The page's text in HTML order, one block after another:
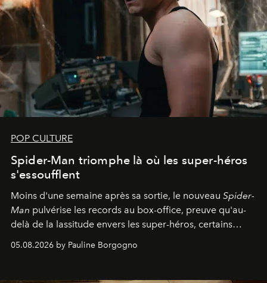
POP CULTURE
Spider-Man triomphe là où les super-héros
s'essoufflent
Moins d'une semaine après sa sortie, le nouveau Spider-
Man pulvérise les records au box-office, preuve qu'au-
delà de la lassitude envers les super-héros, certains
05.08.2026 by Pauline Borgogno